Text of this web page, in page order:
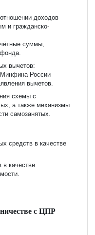
доходов
и гражданско-
суммы;
вычетов:
Минфина России
вычетов.
схемы с
а также механизмы
самозанятых.
средств в качестве
в качестве
с ЦПР